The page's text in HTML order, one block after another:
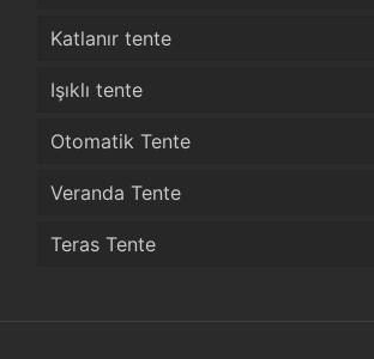
Katlanır tente
Işıklı tente
Otomatik Tente
Veranda Tente
Teras Tente